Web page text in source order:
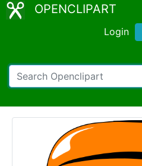
OPENCLIPART
Login